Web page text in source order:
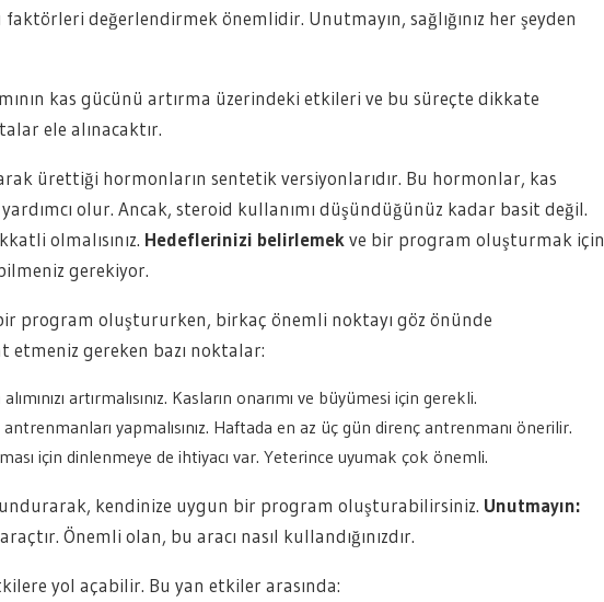
değerlendirmek önemlidir. Unutmayın, sağlığınız her şeyden
kas gücünü artırma üzerindeki etkileri ve bu süreçte dikkate
ele alınacaktır.
ürettiği hormonların sentetik versiyonlarıdır. Bu hormonlar, kas
olur. Ancak, steroid kullanımı düşündüğünüz kadar basit değil.
olmalısınız. Hedeflerinizi belirlemek ve bir program oluşturmak için
gerekiyor.
program oluştururken, birkaç önemli noktayı göz önünde
etmeniz gereken bazı noktalar:
artırmalısınız. Kasların onarımı ve büyümesi için gerekli.
antrenmanları yapmalısınız. Haftada en az üç gün direnç antrenmanı önerilir.
için dinlenmeye de ihtiyacı var. Yeterince uyumak çok önemli.
kendinize uygun bir program oluşturabilirsiniz. Unutmayın:
Önemli olan, bu aracı nasıl kullandığınızdır.
yol açabilir. Bu yan etkiler arasında: